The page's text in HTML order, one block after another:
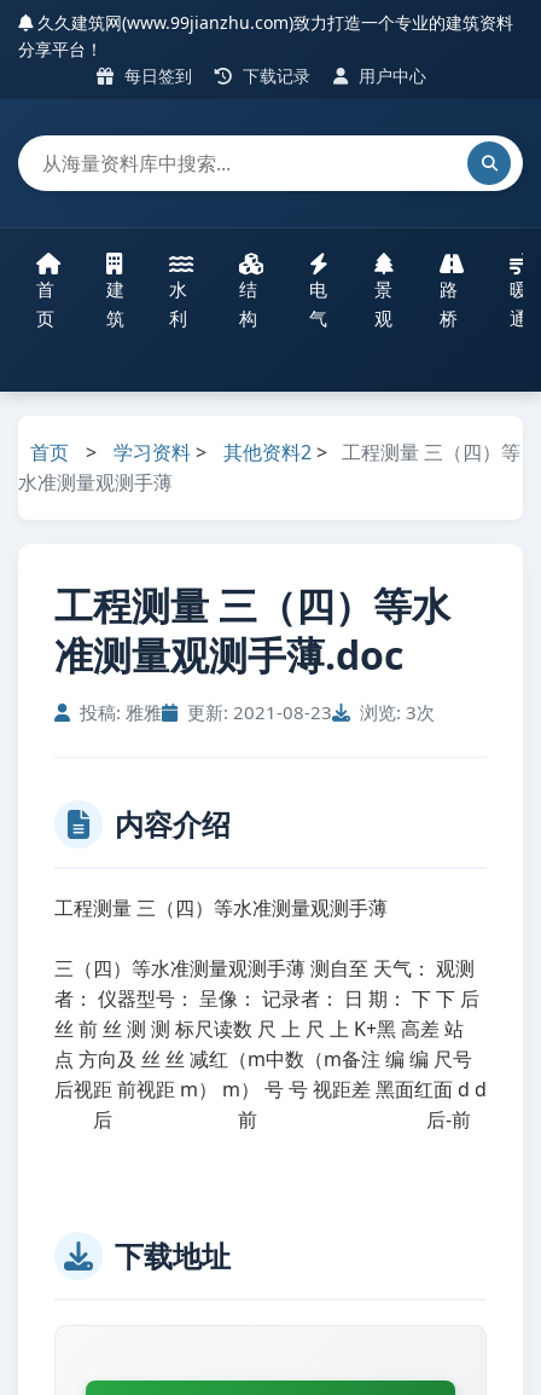
久久建筑网(www.99jianzhu.com)致力打造一个专业的建筑资料
分享平台！
每日签到
下载记录 用户中心
首
页
建
筑
水
利
结
构
电
气
景
观
路
桥
暖
通
首页 > 学习资料> 其他资料2> 工程测量 三（四）等
水准测量观测手薄
工程测量 三（四）等水
准测量观测手薄.doc
投稿: 雅雅 更新: 2021-08-23 浏览: 3次
内容介绍
工程测量 三（四）等水准测量观测手薄
三（四）等水准测量观测手薄 测自至 天气： 观测
者： 仪器型号： 呈像： 记录者： 日 期： 下 下 后
丝 前 丝 测 测 标尺读数 尺 上 尺 上 K+黑 高差 站
点 方向及 丝 丝 减红（m中数（m备注 编 编 尺号
后视距 前视距 m） m） 号 号 视距差 黑面红面 d d
后 前 后-前
下载地址